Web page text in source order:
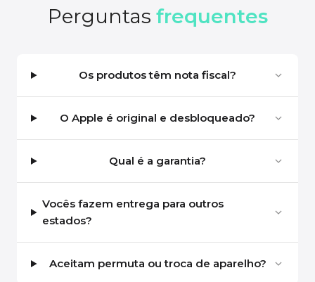
Perguntas frequentes
Os produtos têm nota fiscal?
O Apple é original e desbloqueado?
Qual é a garantia?
Vocês fazem entrega para outros
estados?
Aceitam permuta ou troca de aparelho?